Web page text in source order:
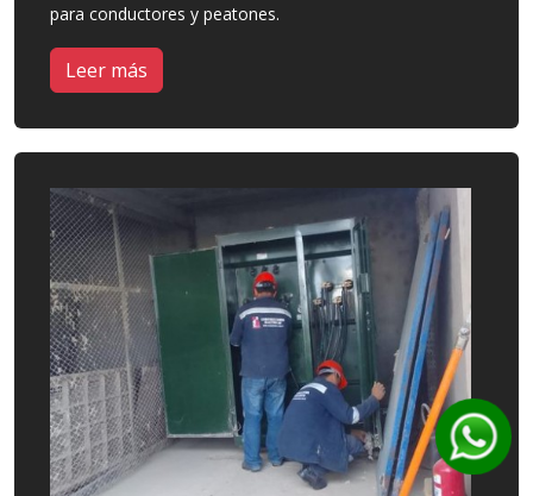
para conductores y peatones.
Leer más